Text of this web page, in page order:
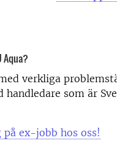
Aqua?
verkliga
som är
ex-jobb hos oss!